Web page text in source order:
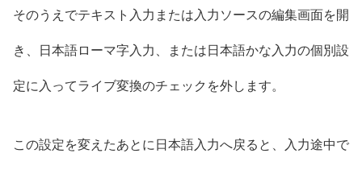
そのうえでテキスト入力または入力ソースの編集画面を開
き、日本語ローマ字入力、または日本語かな入力の個別設
定に入ってライブ変換のチェックを外します。
この設定を変えたあとに日本語入力へ戻ると、入力途中で